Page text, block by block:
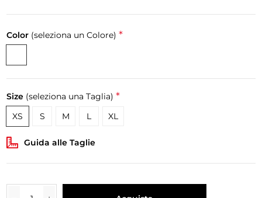
Color (seleziona un Colore) *
Size (seleziona una Taglia) *
XS S M L XL
Guida alle Taglie